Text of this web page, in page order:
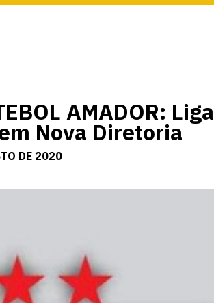
AMADOR: Liga
Nova Diretoria
DE 2020